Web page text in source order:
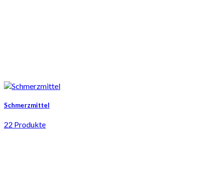
Schmerzmittel
22 Produkte